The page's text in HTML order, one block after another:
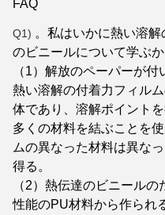
FAQ
Q1) 。私はいかに熱い溶
のビニールについて学ぶか
（1）解放のペーパーが
熱い溶解の付着力フィル
体であり、溶解ポイント
多くの材料を結ぶことを
ムの異なった材料は異な
得る。
（2）熱伝達のビニール
性能のPU材料から作られ